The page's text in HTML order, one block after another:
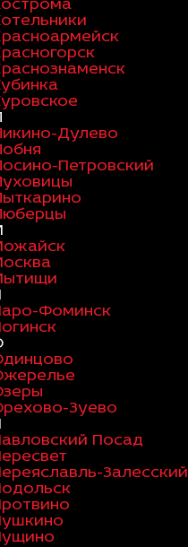
Дулево
Петровский
Фоминск
Зуево
Посад
Залесский